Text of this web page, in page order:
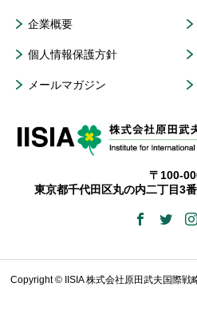
企業概要
個人情報保護方針
メールマガジン
〒100-
東京都千代田区丸の内二丁目3
Copyright © IISIA 株式会社原田武夫国際戦